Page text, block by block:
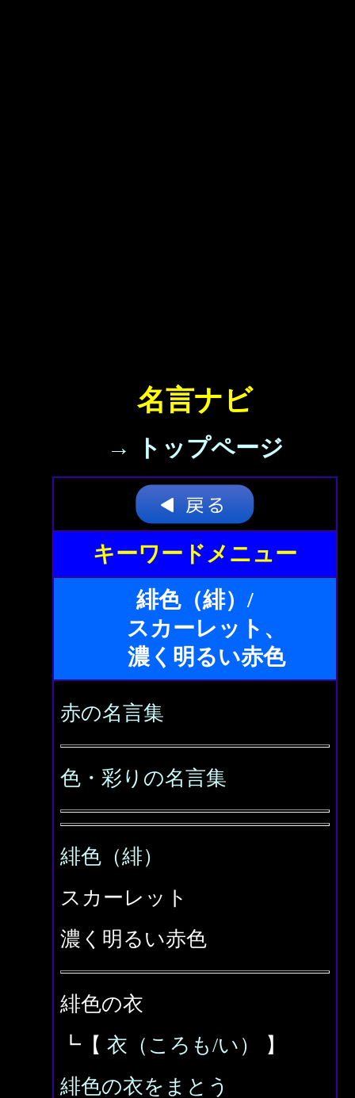
名言ナビ
→ トップページ
キーワードメニュー
緋色（緋）/
スカーレット、
濃く明るい赤色
赤の名言集
色・彩りの名言集
緋色（緋）
スカーレット
濃く明るい赤色
緋色の衣
┗【 衣（ころも/い）
】
緋色の衣をまとう